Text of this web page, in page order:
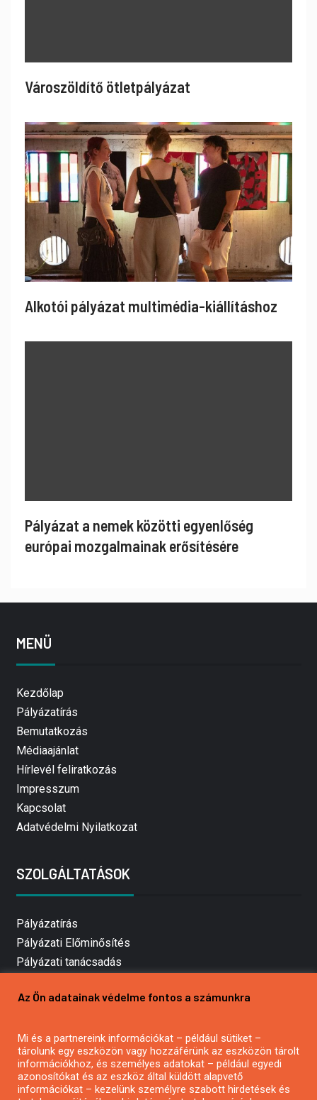
Városzöldítő ötletpályázat
Alkotói pályázat multimédia-kiállításhoz
Pályázat a nemek közötti egyenlőség
európai mozgalmainak erősítésére
MENÜ
Kezdőlap
Pályázatírás
Bemutatkozás
Médiaajánlat
Hírlevél feliratkozás
Impresszum
Kapcsolat
Adatvédelmi Nyilatkozat
SZOLGÁLTATÁSOK
Pályázatírás
Pályázati Előminősítés
Pályázati tanácsadás
Mezőgazdasági pályázatírás
Pályázatírás civil szervezeteknek
Pályázatírás önkormányzatoknak
Pályázatfigyelés
Specifikus pályázatfigyelés vagy hírlevél
Az Ön adatainak védelme fontos a számunkra
Mi és a partnereink információkat – például sütiket –
tárolunk egy eszközön vagy hozzáférünk az eszközön tárolt
információkhoz, és személyes adatokat – például egyedi
azonosítókat és az eszköz által küldött alapvető
információkat – kezelünk személyre szabott hirdetések és